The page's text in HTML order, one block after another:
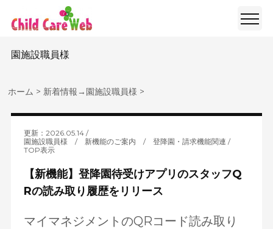
園施設職員様
ホーム > 新着情報 → 園施設職員様 >
更新：2026.05.14
園施設職員様 / 新機能のご案内 / 登降園・請求機能関連
TOP表示
【新機能】登降園待受けアプリのスタッフQ
Rの読み取り履歴をリリース
マイマネジメントのQRコード読み取り